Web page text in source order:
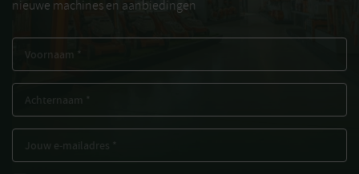
nieuwe machines en aanbiedingen